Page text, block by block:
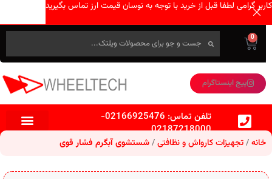
0
پیج اینستاگرام
تلفن تماس: 02166925476
-
02187218000
خانه تجهیزات کارواش و نظافتی شستشوی آبگرم فشار قوی
کاربر گرامی لطفا قبل از خرید با توجه به نوسان قیمت ارز تماس بگیرید